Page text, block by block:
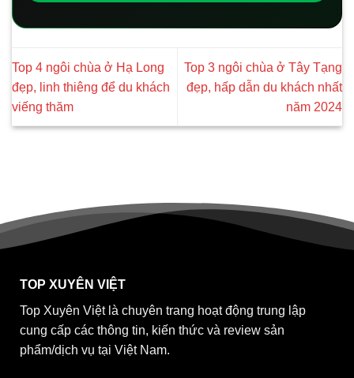
Top 4 ngôi chùa ở Hạ Long
đẹp, linh thiêng để du khách
viếng thăm
Top 3 ngôi chùa ở Tây Tạng
đẹp, hấp dẫn du khách nhất
năm 2024
TOP XUYÊN VIỆT
Top Xuyên Việt là chuyên trang hoạt động trung lập
cung cấp các thông tin, kiến thức và review sản
phẩm/dịch vụ tại Việt Nam.